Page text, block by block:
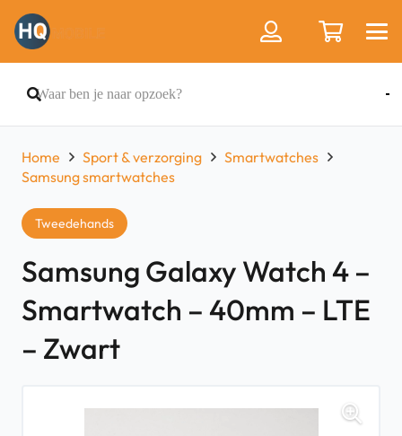
Home Sport & verzorging
Smartwatches
Samsung smartwatches
Tweedehands
Samsung Galaxy Watch 4 –
Smartwatch – 40mm – LTE
– Zwart